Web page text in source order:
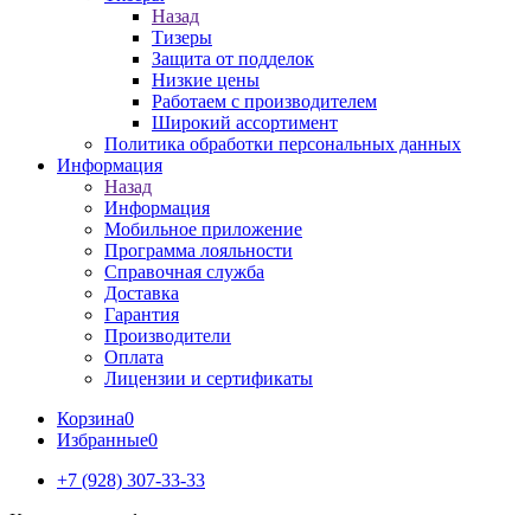
Назад
Тизеры
Защита от подделок
Низкие цены
Работаем с производителем
Широкий ассортимент
Политика обработки персональных данных
Информация
Назад
Информация
Мобильное приложение
Программа лояльности
Справочная служба
Доставка
Гарантия
Производители
Оплата
Лицензии и сертификаты
Корзина0
Избранные0
+7 (928) 307-33-33